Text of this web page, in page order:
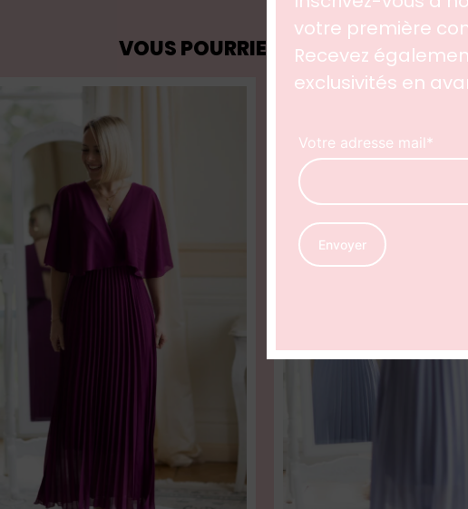
VOUS POURRIEZ AUSSI AIMER
votre première
Recevez
exclusivités en
Votre adresse mail*